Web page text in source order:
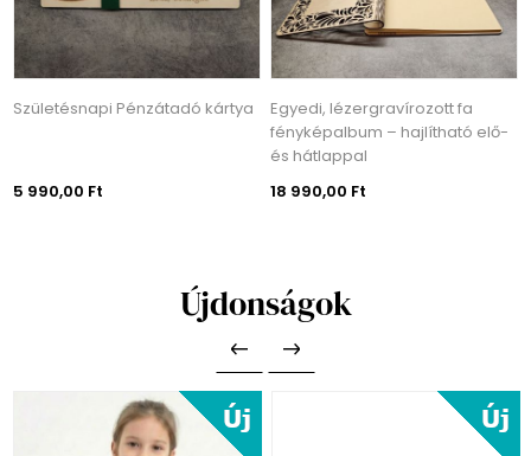
Születésnapi Pénzátadó kártya
5 990,00 Ft
Egyedi, lézergravírozott fa
fényképalbum – hajlítható elő-
és hátlappal
18 990,00 Ft
Újdonságok